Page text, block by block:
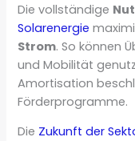
Die vollständige
Solarenergie
Strom. So können
und Mobilität
Amortisation
Förderprogramme.
Die Zukunft der